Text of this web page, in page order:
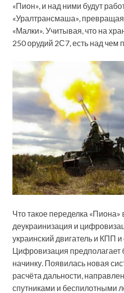
«Пион», и над ними будут
«Уралтрансмаша»,
«Малки». Учитывая, что на
250 орудий 2С7, есть над чем
Что такое переделка «Пиона»
деукраинизация и
украинский двигатель и КПП и
Цифровизация
начинку. Появилась новая
расчёта дальности,
спутниками и беспилотными